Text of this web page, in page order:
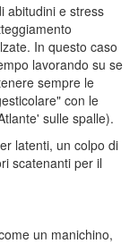
abitudini e stress
In questo caso
lavorando su se
sempre le
con le
sulle spalle).
latenti, un colpo di
scatenanti per il
un manichino,